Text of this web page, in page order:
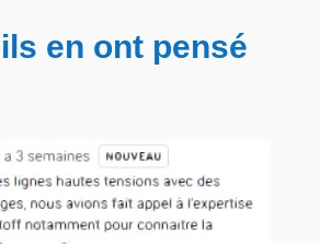
en ont pensé